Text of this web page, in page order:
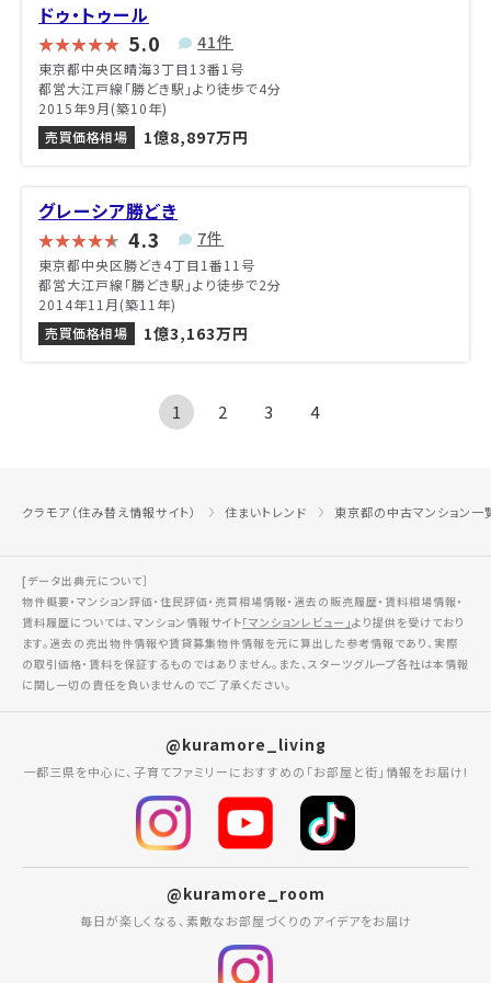
ドゥ・トゥール
5.0 41件
東京都中央区晴海3丁目13番1号
都営大江戸線「勝どき駅」より徒歩で4分
2015年9月(築10年)
売買価格相場
1億8,897万円
グレーシア勝どき
4.3 7件
東京都中央区勝どき4丁目1番11号
都営大江戸線「勝どき駅」より徒歩で2分
2014年11月(築11年)
売買価格相場
1億3,163万円
1 2 3 4
クラモア（住み替え情報サイト） 住まいトレンド 東京都の中古マンション一
[データ出典元について］
物件概要・マンション評価・住民評価・売買相場情報・過去の販売履歴・賃料相場情報・
賃料履歴については、マンション情報サイト「マンションレビュー」より提供を受けており
ます。過去の売出物件情報や賃貸募集物件情報を元に算出した参考情報であり、実際
の取引価格・賃料を保証するものではありません。また、スターツグループ各社は本情報
に関し一切の責任を負いませんのでご了承ください。
@kuramore_living
一都三県を中心に、子育てファミリーにおすすめの「お部屋と街」情報をお届け!
@kuramore_room
毎日が楽しくなる、素敵なお部屋づくりのアイデアをお届け